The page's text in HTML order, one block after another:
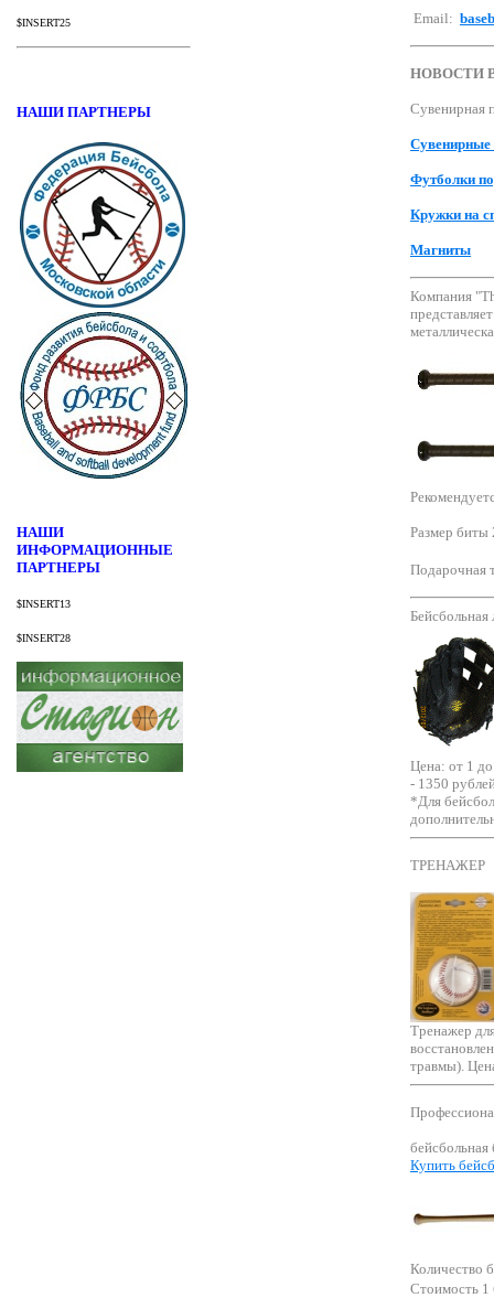
$INSERT25
НАШИ ПАРТНЕРЫ
НАШИ
ИНФОРМАЦИОННЫЕ
ПАРТНЕРЫ
$INSERT13
$INSERT28
Email:
НОВОСТИ
Сувенирная
Сувенирные
Футболки
Кружки на
Магниты
Компания
Размер
Подарочная
Цена: от 1
- 1350
*Для
ТРЕНАЖЕР
Тренажер
травмы).
бейсбольная
Купить
Количество
Стоимость 1